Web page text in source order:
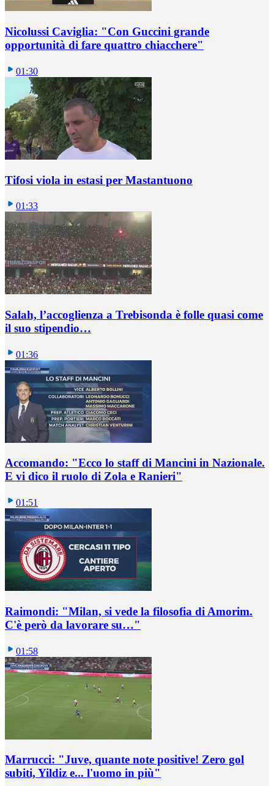
Nicolussi Caviglia: "Con Guccini grande
opportunità di fare quattro chiacchere"
01:30
Tifosi viola in estasi per Mastantuono
01:33
Salah, l’accoglienza a Trebisonda è folle quasi come
il suo stipendio…
01:36
Accomando: "Ecco lo staff di Mancini in Nazionale.
E vi dico il ruolo di Zola e Ranieri"
01:51
Raimondi: "Milan, si vede la filosofia di Amorim.
C'è però da lavorare su…"
01:58
Marrucci: "Juve, quante note positive! Zero gol
subiti, Yildiz e... l'uomo in più"